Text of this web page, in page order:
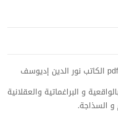
و البراغماتية والعقلانية
و السذاجة.